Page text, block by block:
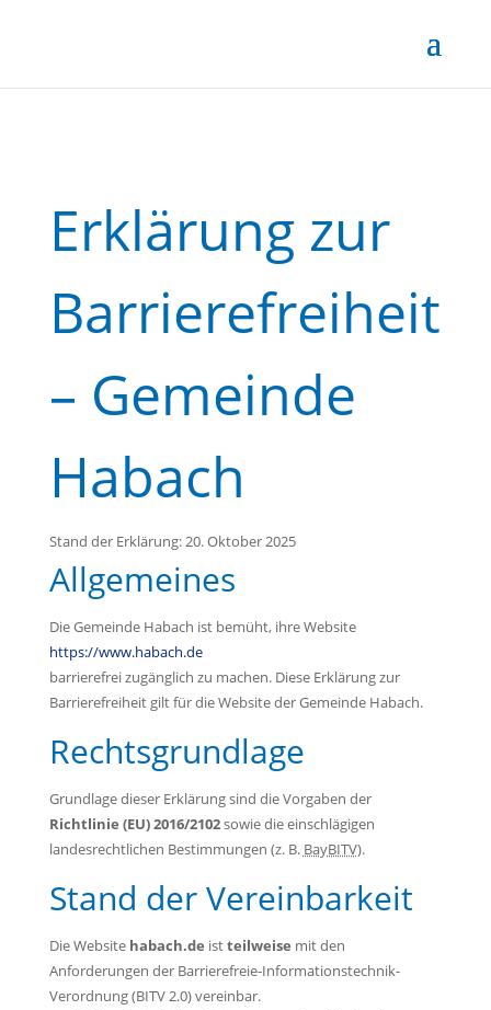
Erklärung zur
Barrierefreiheit
– Gemeinde
Habach
Stand der Erklärung:20. Oktober 2025
Allgemeines
Die Gemeinde Habach ist bemüht, ihre Website
https://www.habach.de
barrierefrei zugänglich zu machen. Diese Erklärung zur
Barrierefreiheit gilt für die Website der Gemeinde Habach.
Rechtsgrundlage
Grundlage dieser Erklärung sind die Vorgaben der
Richtlinie (EU) 2016/2102sowie die einschlägigen
landesrechtlichen Bestimmungen (z. B. BayBITV).
Stand der Vereinbarkeit
Die Website habach.de istteilweise mit den
Anforderungen der Barrierefreie-Informationstechnik-
Verordnung (BITV 2.0) vereinbar.